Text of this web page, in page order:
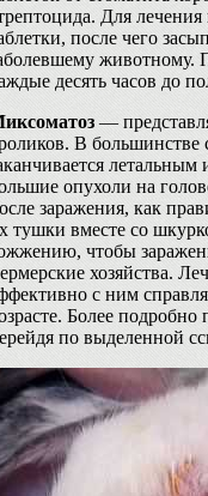
Для
после чего
животному.
десять часов до
—
В большинстве
опухоли на
заражения, как
тушки вместе со
чтобы
хозяйства.
с ним
Более подробно
по выделенной